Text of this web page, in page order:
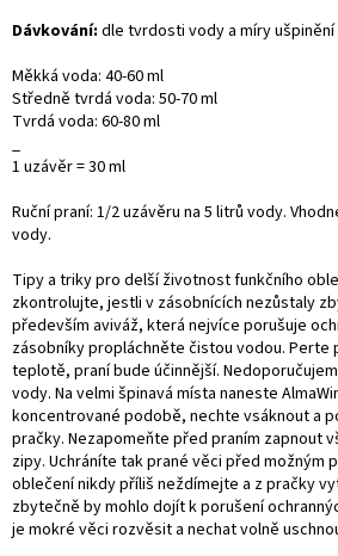
Dávkování: dle tvrdosti vody a míry ušpinění
Měkká voda: 40-60 ml
Středně tvrdá voda: 50-70 ml
Tvrdá voda: 60-80 ml
_
1 uzávěr = 30 ml
Ruční praní: 1/2 uzávěru na 5 litrů vody.
vody.
Tipy a triky pro delší životnost funkčního
zkontrolujte, jestli v zásobnících nezůstaly
především aviváž, která nejvíce porušuje
zásobníky propláchněte čistou vodou. Perte
teplotě, praní bude účinnější.
vody. Na velmi špinavá místa naneste
koncentrované podobě, nechte vsáknout a
pračky. Nezapomeňte před praním zapnout
zipy. Uchráníte tak prané věci před možným
oblečení nikdy příliš neždímejte a z pračky
zbytečně by mohlo dojít k porušení
je mokré věci rozvěsit a nechat volně